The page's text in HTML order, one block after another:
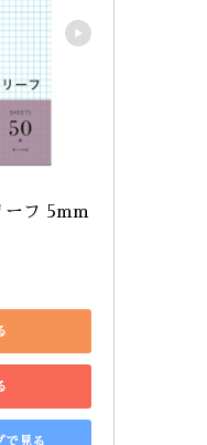
ーフ 5mm
見る